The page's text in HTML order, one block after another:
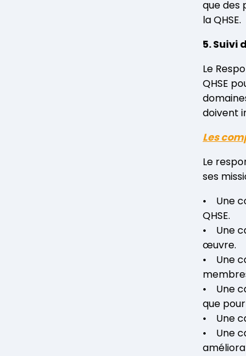
que des
la QHSE.
5. Suivi
Le
QHSE
doivent
Les
Le
ses
• Une
QHSE.
• Une
œuvre.
• Une
• Une
que
• Une
• Une